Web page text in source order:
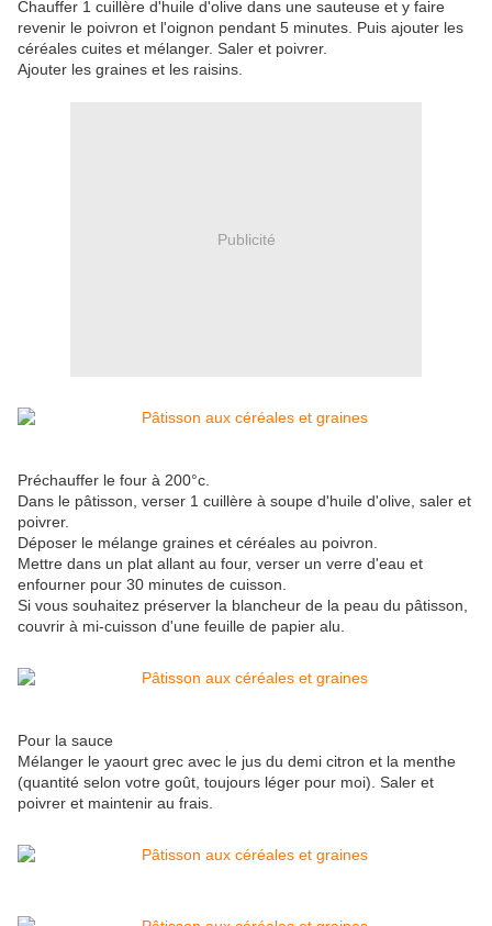
Chauffer 1 cuillère d'huile d'olive dans une sauteuse et y faire
revenir le poivron et l'oignon pendant 5 minutes. Puis ajouter les
céréales cuites et mélanger. Saler et poivrer.
Ajouter les graines et les raisins.
Publicité
Préchauffer le four à 200°c.
Dans le pâtisson, verser 1 cuillère à soupe d'huile d'olive, saler et
poivrer.
Déposer le mélange graines et céréales au poivron.
Mettre dans un plat allant au four, verser un verre d'eau et
enfourner pour 30 minutes de cuisson.
Si vous souhaitez préserver la blancheur de la peau du pâtisson,
couvrir à mi-cuisson d'une feuille de papier alu.
Pour la sauce
Mélanger le yaourt grec avec le jus du demi citron et la menthe
(quantité selon votre goût, toujours léger pour moi). Saler et
poivrer et maintenir au frais.